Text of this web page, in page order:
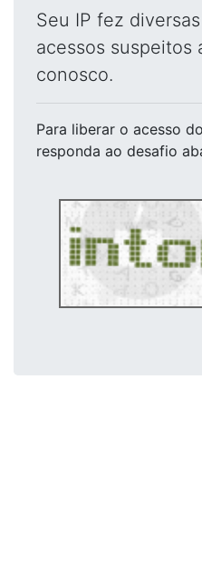
Seu IP fez
acessos suspeitos
conosco.
Para liberar o acesso
responda ao desafio